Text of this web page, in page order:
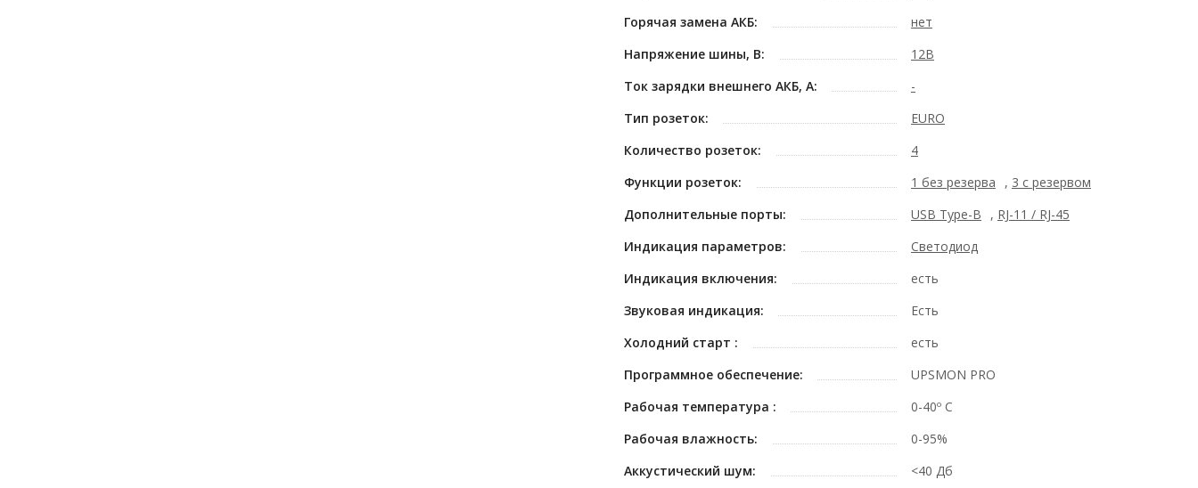
Горячая замена АКБ:
нет
Напряжение шины, В:
12В
Ток зарядки внешнего АКБ, А:
-
Тип розеток:
EURO
Количество розеток:
4
Функции розеток:
1 без резерва , 3 с резервом
Дополнительные порты:
USB Type-B , RJ-11 / RJ-45
Индикация параметров:
Светодиод
Индикация включения:
есть
Звуковая индикация:
Есть
Холодний старт :
есть
Программное обеспечение:
UPSMON PRO
Рабочая температура :
0-40º C
Рабочая влажность:
0-95%
Аккустический шум:
<40 Дб